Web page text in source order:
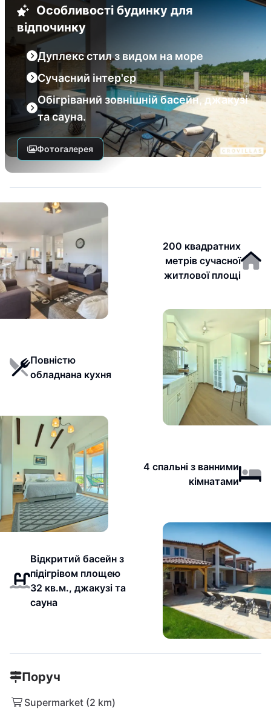
Особливості будинку для
відпочинку
Дуплекс стил з видом на море
Сучасний інтер'єр
Обігріваний зовнішній басейн, джакузі
та сауна.
Фотогалерея
200 квадратних
метрів сучасної
житлової площі
Повністю
обладнана кухня
4 спальні з ванними
кімнатами
Відкритий басейн з
підігрівом площею
32 кв.м., джакузі та
сауна
Поруч
Supermarket (2 km)